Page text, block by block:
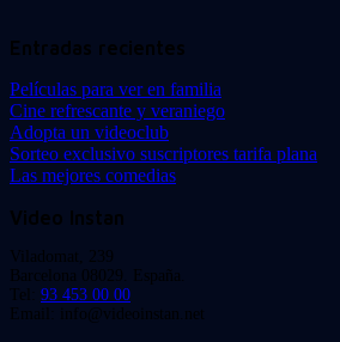
Entradas recientes
Películas para ver en familia
Cine refrescante y veraniego
Adopta un videoclub
Sorteo exclusivo suscriptores tarifa plana
Las mejores comedias
Video Instan
Viladomat, 239
Barcelona 08029. España.
Tel: 93 453 00 00
Email: info@videoinstan.net